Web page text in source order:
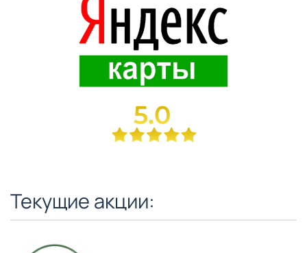
Текущие акции: